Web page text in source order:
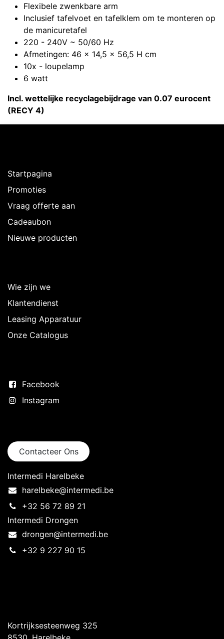
Flexibele zwenkbare arm
Inclusief tafelvoet en tafelklem om te monteren op
de manicuretafel
220 - 240V ~ 50/60 Hz
Afmetingen: 46 x 14,5 x 56,5 H cm
10x - loupelamp
6 watt
Incl. wettelijke recyclagebijdrage van 0.07 eurocent
(RECY 4)
Startpagina
Promoties
Vraag offerte aan
Cadeaubon
Nieuwe producten
Wie zijn we
Klantendienst
Leasing Apparatuur
Onze Catalogus
Facebook
Instagram
Contacteer Ons
Intermedi Harelbeke
harelbeke@intermedi.be
+32 56 72 89 21
Intermedi Drongen
drongen@intermedi.be
+32 9 227 90 15
Kortrijksesteenweg 325